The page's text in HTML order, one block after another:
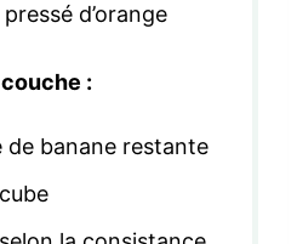
d’orange
:
de banane restante